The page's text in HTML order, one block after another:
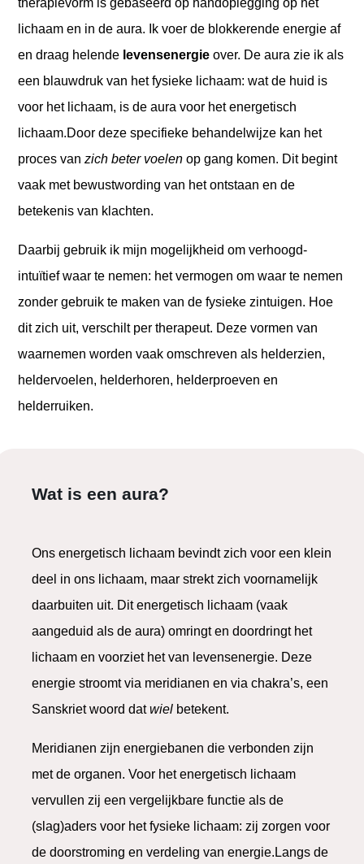
lichaam en in de aura. Ik voer de blokkerende energie af
en draag helende levensenergie over. De aura zie ik als
een blauwdruk van het fysieke lichaam: wat de huid is
voor het lichaam, is de aura voor het energetisch
lichaam.Door deze specifieke behandelwijze kan het
proces vanzich beter voelen op gang komen. Dit begint
vaak met bewustwording van het ontstaan en de
betekenis van klachten.
Daarbij gebruik ik mijn mogelijkheid om verhoogd-
intuïtief waar te nemen: het vermogen om waar te nemen
zonder gebruik te maken van de fysieke zintuigen. Hoe
dit zich uit, verschilt per therapeut. Deze vormen van
waarnemen worden vaak omschreven als helderzien,
heldervoelen, helderhoren, helderproeven en
helderruiken.
Wat is een aura?
Ons energetisch lichaam bevindt zich voor een klein
deel in ons lichaam, maar strekt zich voornamelijk
daarbuiten uit. Dit energetisch lichaam (vaak
aangeduid als de aura) omringt en doordringt het
lichaam en voorziet het van levensenergie. Deze
energie stroomt via meridianen en via chakra’s, een
Sanskriet woord datwielbetekent.
Meridianen zijn energiebanen die verbonden zijn
met de organen. Voor het energetisch lichaam
vervullen zij een vergelijkbare functie als de
(slag)aders voor het fysieke lichaam: zij zorgen voor
de doorstroming en verdeling van energie. Langs de